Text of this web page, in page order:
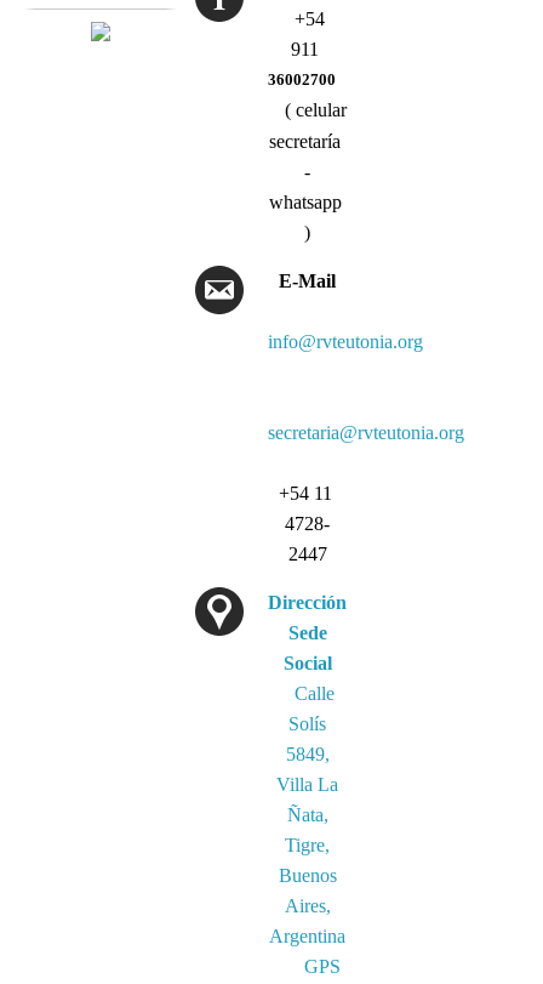
+54
911
36002700
( celular
secretaría
-
whatsapp
)
E-Mail
info@rvteutonia.org
secretaria@rvteutonia.org
+54 11
4728-
2447
Dirección
Sede
Social
Calle
Solís
5849,
Villa La
Ñata,
Tigre,
Buenos
Aires,
Argentina
GPS